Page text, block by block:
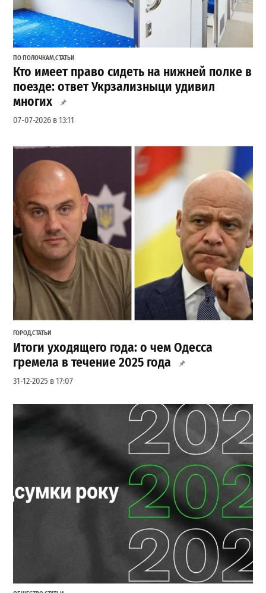
ПО ПОЛОЧКАМ,СТАТЬИ
Кто имеет право сидеть на нижней полке в
поезде: ответ Укрзализныци удивил
многих
07-07-2026 в 13:11
ГОРОД,СТАТЬИ
Итоги уходящего года: о чем Одесса
гремела в течение 2025 года
31-12-2025 в 17:07